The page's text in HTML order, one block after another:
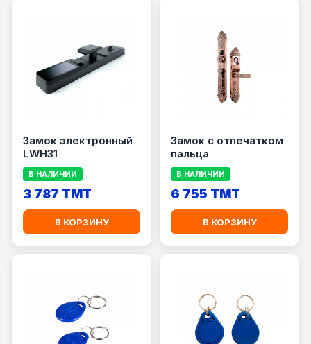
Замок электронный
LWH31
В НАЛИЧИИ
3 787 TMT
В КОРЗИНУ
Замок с отпечатком
пальца
В НАЛИЧИИ
6 755 TMT
В КОРЗИНУ